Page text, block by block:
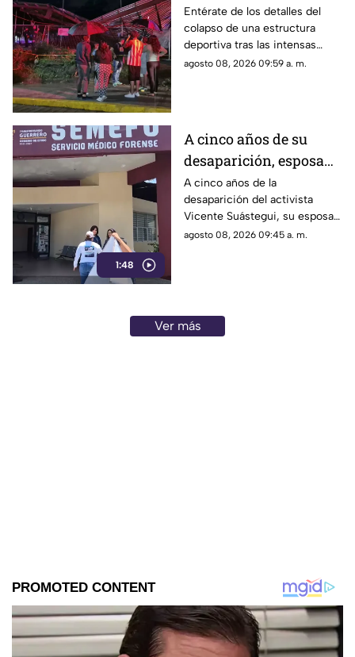
Chilpancingo; hubo
lesionados
Entérate de los detalles del
colapso de una estructura
deportiva tras las intensas
precipitaciones y el reporte de
agosto 08, 2026 09:59 a. m.
1:48
A cinco años de su
desaparición, esposa
de Vicente Suástegui
acude al Semefo en
Chilpancingo
A cinco años de la
desaparición del activista
Vicente Suástegui, su esposa
acudió al Semefo de
agosto 08, 2026 09:45 a. m.
Ver más